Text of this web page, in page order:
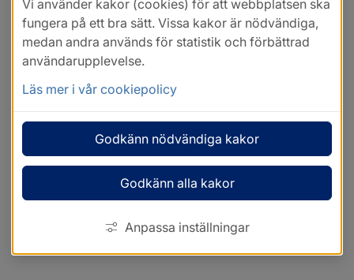
Vi använder kakor (cookies) för att webbplatsen ska
fungera på ett bra sätt. Vissa kakor är nödvändiga,
medan andra används för statistik och förbättrad
användarupplevelse.
Läs mer i vår cookiepolicy
Godkänn nödvändiga kakor
Godkänn alla kakor
Anpassa inställningar